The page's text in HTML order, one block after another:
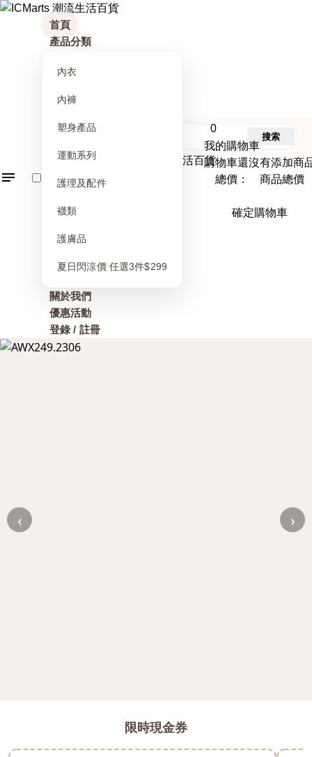
首頁
產品分類
內衣
內褲
塑身產品
運動系列
護理及配件
襪類
護膚品
夏日閃涼價 任選3件$299
關於我們
優惠活動
登錄 / 註冊
0
我的購物車
購物車還沒有添加商
總價： 商品總價
確定購物車
搜索
‹ ›
限時現金券